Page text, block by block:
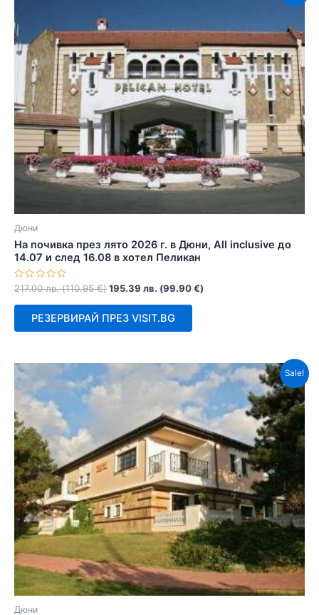
Дюни
На почивка през лято 2026 г. в Дюни, Аll inclusive до
14.07 и след 16.08 в хотел Пеликан
Оценено
0
217.00лв. (110.95€)195.39 лв. (99.90€)
РЕЗЕРВИРАЙ ПРЕЗ VISIT.BG
Sale!
Дюни